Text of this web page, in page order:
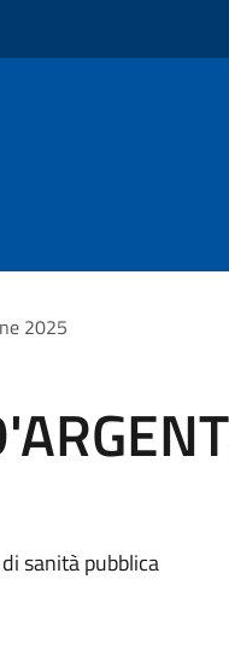
2025
sanità pubblica